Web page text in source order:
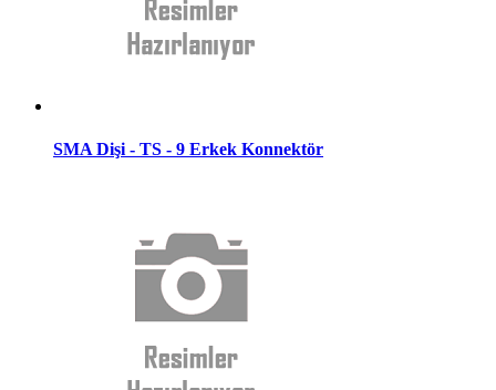
SMA Dişi - TS - 9 Erkek Konnektör